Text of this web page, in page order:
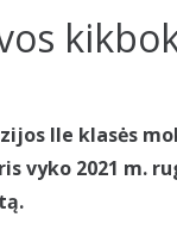
IIe klasės
vyko 2021 m.